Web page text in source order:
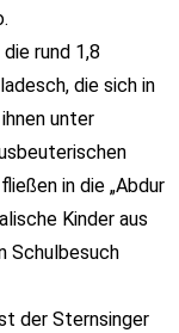
rund 1,8
die sich in
unter
in die „Abdur
Kinder aus
Schulbesuch
der Sternsinger